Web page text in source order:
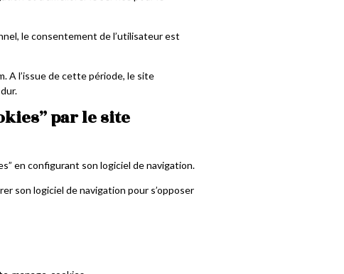
le consentement de l’utilisateur est
A l’issue de cette période, le site
par le site
en configurant son logiciel de navigation.
son logiciel de navigation pour s’opposer